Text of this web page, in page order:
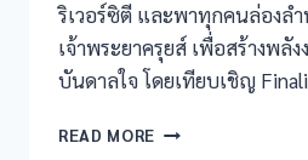
ริเวอร์ซิตี และพาทุกคนล่องลำ
เจ้าพระยาครุยส์ เพื่อสร้างพลั
บันดาลใจ โดยเทียบเชิญ
READ MORE